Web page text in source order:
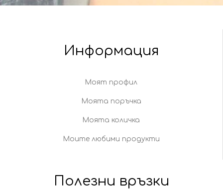
Информация
Моят профил
Моята поръчка
Моята количка
Моите любими продукти
Полезни връзки